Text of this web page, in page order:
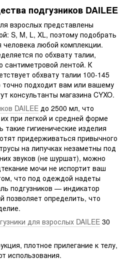
подгузников DAILEE
взрослых представлены
S, M, L, XL, поэтому подобрать
любой комплекции.
по обхвату талии,
сантиметровой лентой. К
обхвату талии 100-145
точно подходит вам или вашему
консультанты магазина CYXO.
DAILEE до 2500 мл, что
при легкой и средней форме
гигиенические изделия
придерживаться привычного
на липучках незаметны под
звуков (не шуршат), можно
мочи не испортит ваш
что под одеждой надеты
подгузников — индикатор
позволяет определить, что
для взрослых DAILEE 30
плотное прилегание к телу,
использования.